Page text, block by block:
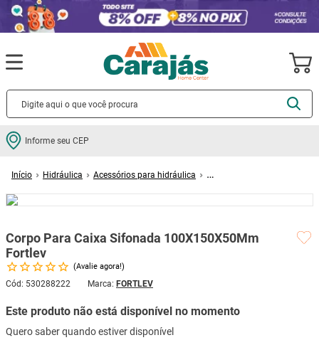
Informe seu CEP
Hidráulica
Acessórios para hidráulica
100X150X50Mm Fortlev
Corpo Para Caixa Sifonada 100X150X50Mm
Fortlev
Avalie agora!
Cód: 530288222 FORTLEV
Este produto não está disponível no momento
Quero saber quando estiver disponível
Termos mais buscados
2º porcelanato
5º
6º vaso sanitário
8º cadeira
9º mesa